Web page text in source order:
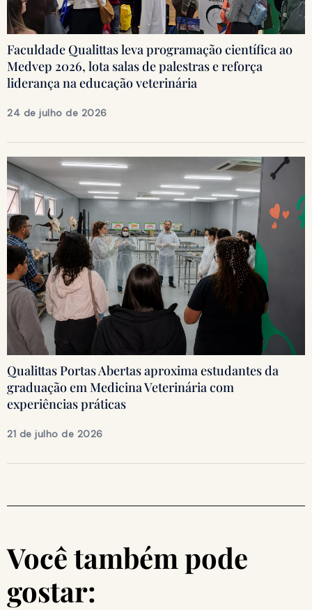
Faculdade Qualittas leva programação científica ao
Medvep 2026, lota salas de palestras e reforça
liderança na educação veterinária
24 de julho de 2026
Qualittas Portas Abertas aproxima estudantes da
graduação em Medicina Veterinária com
experiências práticas
21 de julho de 2026
Você também pode
gostar: